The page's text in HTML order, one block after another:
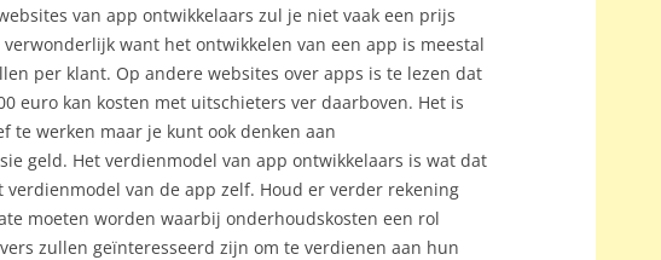
van app ontwikkelaars zul je niet vaak een prijs
want het ontwikkelen van een app is meestal
per klant. Op andere websites over apps is te lezen dat
euro kan kosten met uitschieters ver daarboven. Het is
te werken maar je kunt ook denken aan
geld. Het verdienmodel van app ontwikkelaars is wat dat
van de app zelf. Houd er verder rekening
moeten worden waarbij onderhoudskosten een rol
zullen geïnteresseerd zijn om te verdienen aan hun